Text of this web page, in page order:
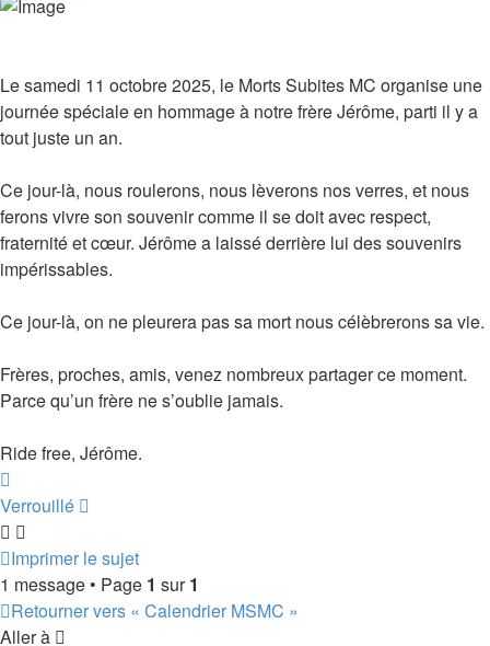
Le samedi 11 octobre 2025, le Morts Subites MC organise une
journée spéciale en hommage à notre frère Jérôme, parti il y a
tout juste un an.
Ce jour-là, nous roulerons, nous lèverons nos verres, et nous
ferons vivre son souvenir comme il se doit avec respect,
fraternité et cœur. Jérôme a laissé derrière lui des souvenirs
impérissables.
Ce jour-là, on ne pleurera pas sa mort nous célèbrerons sa vie.
Frères, proches, amis, venez nombreux partager ce moment.
Parce qu’un frère ne s’oublie jamais.
Ride free, Jérôme.
Verrouillé
Imprimer le sujet
1 message • Page 1 sur1
Retourner vers « Calendrier MSMC »
Aller à